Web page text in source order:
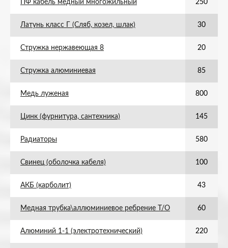
ПФ кабель медный многожильный 250
Латунь класс Г (Сляб, козел, шлак) 30
Стружка нержавеющая 8 20
Стружка алюминиевая 85
Медь луженая 800
Цинк (фурнитура, сантехника) 145
Радиаторы 580
Свинец (оболочка кабеля) 100
АКБ (карболит) 43
Медная трубка\аллюминиевое ребрение Т/О 60
Алюминий 1-1 (электротехнический) 220